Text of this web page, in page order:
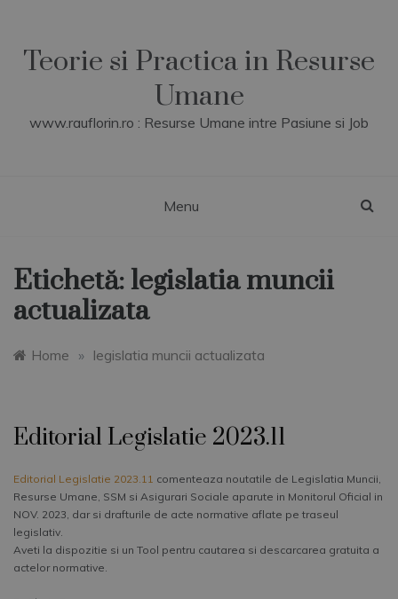
contentTeorie si Practica in Resurse
Umane
www.rauflorin.ro : Resurse Umane intre Pasiune si Job
Menu
Etichetă: legislatia muncii
actualizata
Home » legislatia muncii actualizata
Editorial Legislatie 2023.11
Editorial Legislatie 2023.11 comenteaza noutatile de Legislatia Muncii,
Resurse Umane, SSM si Asigurari Sociale aparute in Monitorul Oficial in
NOV. 2023, dar si drafturile de acte normative aflate pe traseul
legislativ.
Aveti la dispozitie si un Tool pentru cautarea si descarcarea gratuita a
actelor normative.